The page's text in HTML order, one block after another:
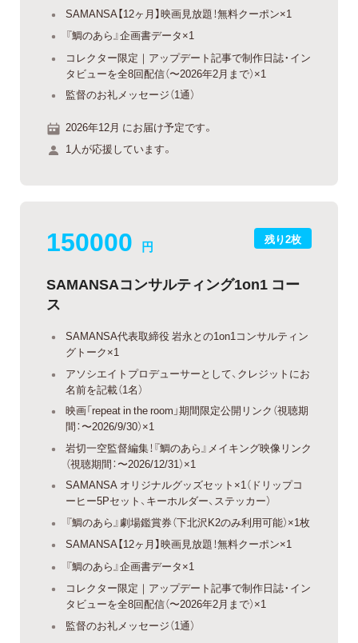
SAMANSA【12ヶ月】映画見放題！無料クーポン×1
『鯛のあら』企画書データ×1
コレクター限定｜アップデート記事で制作日誌・イン
タビューを全8回配信（〜2026年2月まで）×1
監督のお礼メッセージ（1通）
2026年12月 にお届け予定です。
1人が応援しています。
残り2枚
150000 円
SAMANSAコンサルティング1on1 コー
ス
SAMANSA代表取締役 岩永との1on1コンサルティン
グトーク×1
アソシエイトプロデューサーとして、クレジットにお
名前を記載（1名）
映画「repeat in the room」期間限定公開リンク（視聴期
間：〜2026/9/30）×1
岩切一空監督編集！『鯛のあら』メイキング映像リンク
（視聴期間：〜2026/12/31）×1
SAMANSA オリジナルグッズセット×1（ドリップコ
ーヒー5Pセット、キーホルダー、ステッカー）
『鯛のあら』劇場鑑賞券（下北沢K2のみ利用可能）×1枚
SAMANSA【12ヶ月】映画見放題！無料クーポン×1
『鯛のあら』企画書データ×1
コレクター限定｜アップデート記事で制作日誌・イン
タビューを全8回配信（〜2026年2月まで）×1
監督のお礼メッセージ（1通）